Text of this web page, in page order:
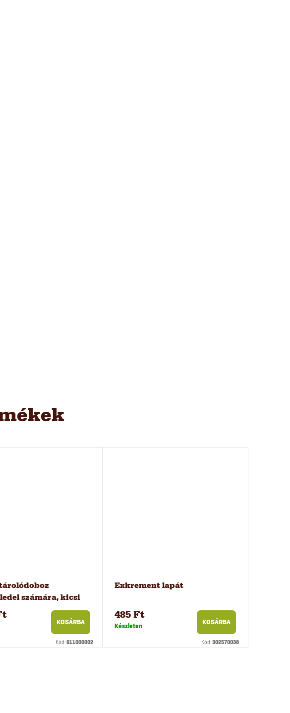
számára, kicsi
KOSÁRBA
Kód:611000002
Exkrement lapát
485 Ft
Készleten KOSÁRBA
Kód:302570038